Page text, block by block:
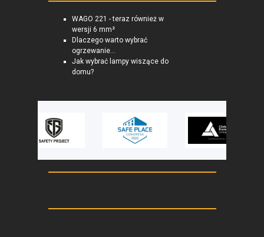
WAGO 221 - teraz również w
wersji 6 mm²
Dlaczego warto wybrać
ogrzewanie...
Jak wybrać lampy wiszące do
domu?